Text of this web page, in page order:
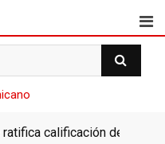
calificación de